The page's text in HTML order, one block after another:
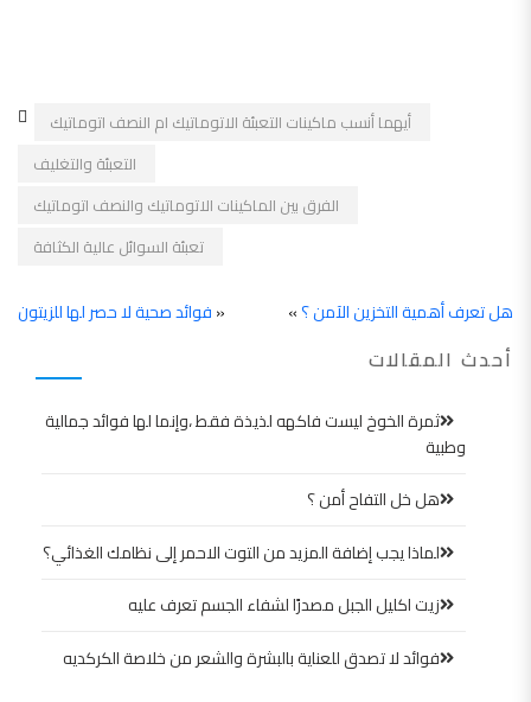
أيهما أنسب ماكينات التعبئة الاتوماتيك ام النصف اتوماتيك
التعبئة والتغليف
الفرق بين الماكينات الاتوماتيك والنصف اتوماتيك
تعبئة السوائل عالية الكثافة
«فوائد صحية لا حصر لها للزيتون هل تعرف أهمية التخزين الآمن ؟»
أحدث المقالات
ثمرة الخوخ ليست فاكهه لذيذة فقط ،وإنما لها فوائد جمالية
وطبية
هل خل التفاح أمن ؟
لماذا يجب إضافة المزيد من التوت الاحمر إلى نظامك الغذائي؟
زيت اكليل الجبل مصدرًا لشفاء الجسم تعرف عليه
فوائد لا تصدق للعناية بالبشرة والشعر من خلاصة الكركديه